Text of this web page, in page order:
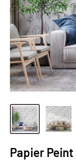
Papier